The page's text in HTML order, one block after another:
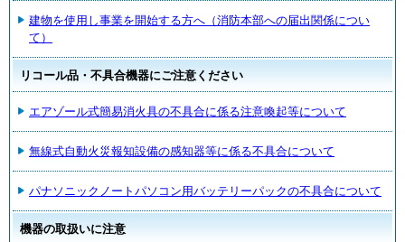
建物を使用し事業を開始する方へ（消防本部への届出関係につい
て）
リコール品・不具合機器にご注意ください
エアゾール式簡易消火具の不具合に係る注意喚起等について
無線式自動火災報知設備の感知器等に係る不具合について
パナソニックノートパソコン用バッテリーパックの不具合について
機器の取扱いに注意